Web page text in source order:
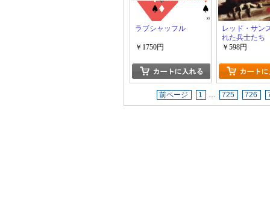
ラブシャッフル
￥1750円
レッド・サン
れた兵士たち
￥598円
前ページ 1 … 725 726